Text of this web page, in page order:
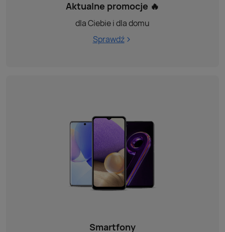
Aktualne promocje 🔥
dla Ciebie i dla domu
Sprawdź
Smartfony